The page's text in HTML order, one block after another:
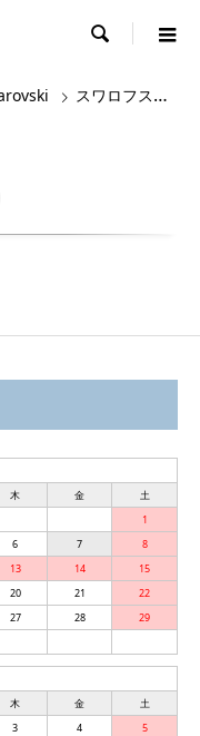

スワロフスキー
木 金
土
1
6 7
8
13 14
15
20 21
22
27 28
29
木 金
土
3 4
5